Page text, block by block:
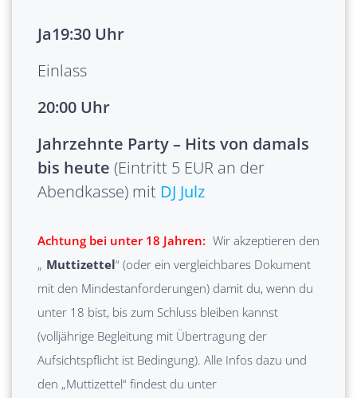
Ja19:30 Uhr
Einlass
20:00 Uhr
Jahrzehnte Party – Hits von damals
bis heute (Eintritt 5 EUR an der
Abendkasse) mit DJ Julz
Achtung bei unter 18 Jahren: Wir akzeptieren den
„ Muttizettel“ (oder ein vergleichbares Dokument
mit den Mindestanforderungen) damit du, wenn du
unter 18 bist, bis zum Schluss bleiben kannst
(volljährige Begleitung mit Übertragung der
Aufsichtspflicht ist Bedingung). Alle Infos dazu und
den „Muttizettel“ findest du unter